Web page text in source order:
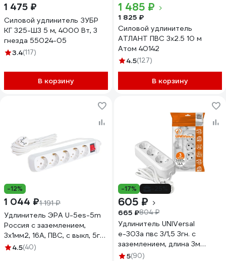
1 475 ₽
Силовой удлинитель ЗУБР
КГ 325-Ш3 5 м, 4000 Вт, 3
гнезда 55024-05
3.4(117)
В корзину
1 485 ₽
1 825 ₽
Силовой удлинитель
АТЛАНТ ПВС 3x2.5 10 м
Атом 40142
4.5(127)
В корзину
-12%
1 044 ₽1 191 ₽
Удлинитель ЭРА U-5es-5m
Россия с заземлением,
3x1мм2, 16A, ПВС, с выкл, 5гн,
5м Б0028383
4.5(40)
-17%
605 ₽
665 ₽804 ₽
Удлинитель UNIVersal
е-303а пвс 3/1,5 3гн. с
заземлением, длина 3м
(еврослот) 1722
5(90)